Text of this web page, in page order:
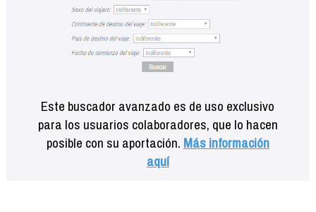
Este buscador avanzado es de uso exclusivo
para los usuarios colaboradores, que lo hacen
posible con su aportación. Más información
aquí